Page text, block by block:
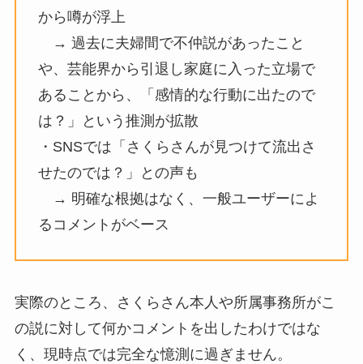
から噂が浮上
→ 過去に夫婦間で不仲説があったこと
や、芸能界から引退し家庭に入った立場で
あることから、「感情的な行動に出たので
は？」という推測が拡散
・SNSでは「さくらさんが見つけて流出さ
せたのでは？」との声も
→ 明確な根拠はなく、一般ユーザーによ
るコメントがベース
実際のところ、さくらさん本人や所属事務所がこ
の説に対して何かコメントを出したわけではな
く、現時点では完全な憶測に過ぎません。